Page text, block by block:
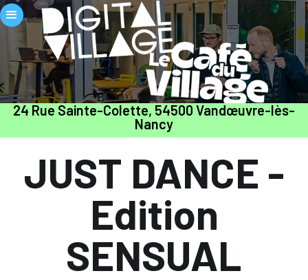
24 Rue Sainte-Colette, 54500 Vandœuvre-lès-
Nancy
JUST DANCE -
Edition
SENSUAL